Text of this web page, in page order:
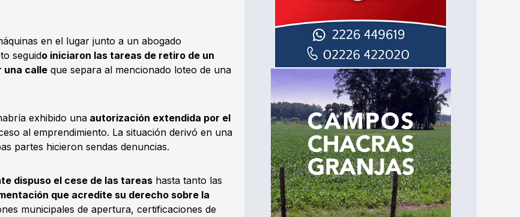
en el lugar junto a un abogado
seguido iniciaron las tareas de retiro de un
una calle que separa al mencionado loteo de una
exhibido una autorización extendida por el
al emprendimiento. La situación derivó en una
partes hicieron sendas denuncias.
dispuso el cese de las tareas hasta tanto las
que acredite su derecho sobre la
municipales de apertura, certificaciones de